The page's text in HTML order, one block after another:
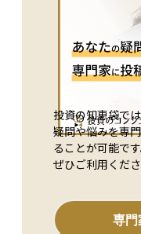
であっても、TOPIX
合、指数全体の上昇
数設計上、時価総額
区分・算出方法を前
おけるベンチマーク
ることが重要です。
投資の知恵袋で
疑問や悩みを専
ることが可能です
ぜひご利用くださ
専門